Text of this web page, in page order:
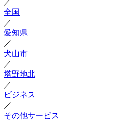
／
全国
／
愛知県
／
犬山市
／
塔野地北
／
ビジネス
／
その他サービス